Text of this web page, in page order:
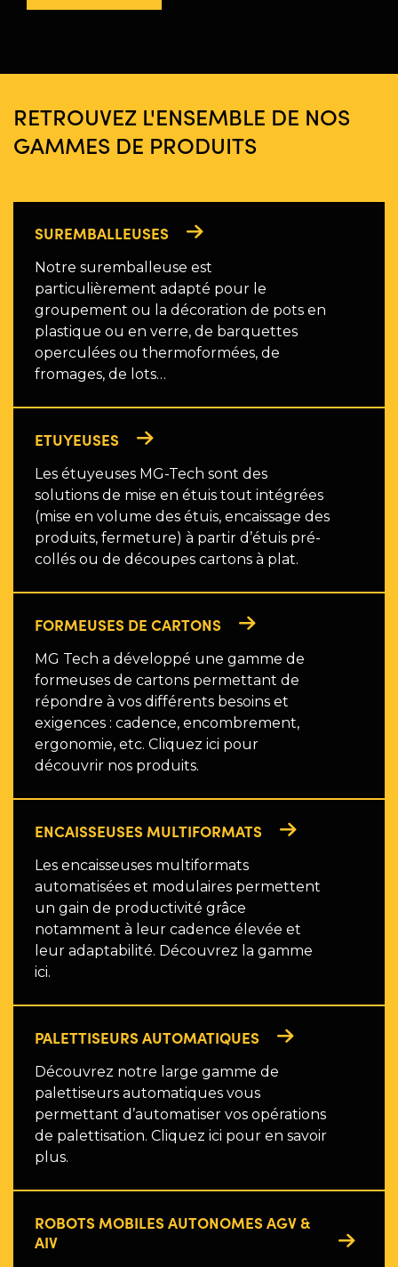
RETROUVEZ L'ENSEMBLE DE NOS
GAMMES DE PRODUITS
SUREMBALLEUSES
Notre suremballeuse est
particulièrement adapté pour le
groupement ou la décoration de pots en
plastique ou en verre, de barquettes
operculées ou thermoformées, de
fromages, de lots…
ETUYEUSES
Les étuyeuses MG-Tech sont des
solutions de mise en étuis tout intégrées
(mise en volume des étuis, encaissage des
produits, fermeture) à partir d’étuis pré-
collés ou de découpes cartons à plat.
FORMEUSES DE CARTONS
MG Tech a développé une gamme de
formeuses de cartons permettant de
répondre à vos différents besoins et
exigences : cadence, encombrement,
ergonomie, etc. Cliquez ici pour
découvrir nos produits.
ENCAISSEUSES MULTIFORMATS
Les encaisseuses multiformats
automatisées et modulaires permettent
un gain de productivité grâce
notamment à leur cadence élevée et
leur adaptabilité. Découvrez la gamme
ici.
PALETTISEURS AUTOMATIQUES
Découvrez notre large gamme de
palettiseurs automatiques vous
permettant d’automatiser vos opérations
de palettisation. Cliquez ici pour en savoir
plus.
ROBOTS MOBILES AUTONOMES AGV &
AIV